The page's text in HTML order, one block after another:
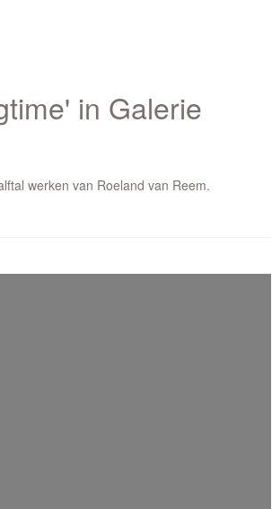
in Galerie
werken van Roeland van Reem.